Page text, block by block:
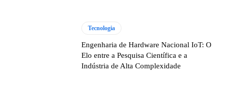
Tecnologia
Engenharia de Hardware Nacional IoT: O
Elo entre a Pesquisa Científica e a
Indústria de Alta Complexidade